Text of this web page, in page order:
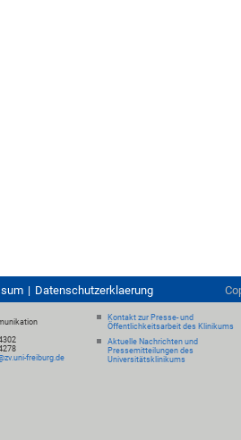
Datenschutzerklaerung
freiburg.de
Kontakt zur Presse- und
Öffentlichkeitsarbeit des Klinikums
Aktuelle Nachrichten und
Pressemitteilungen des
Universitätsklinikums